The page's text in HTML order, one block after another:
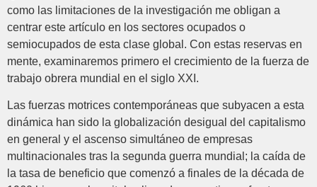
como las limitaciones de la investigación me obligan a
centrar este artículo en los sectores ocupados o
semiocupados de esta clase global. Con estas reservas en
mente, examinaremos primero el crecimiento de la fuerza de
trabajo obrera mundial en el siglo XXI.
Las fuerzas motrices contemporáneas que subyacen a esta
dinámica han sido la globalización desigual del capitalismo
en general y el ascenso simultáneo de empresas
multinacionales tras la segunda guerra mundial; la caída de
la tasa de beneficio que comenzó a finales de la década de